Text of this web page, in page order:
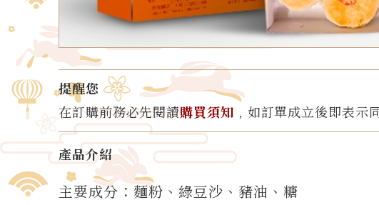
提醒您
在訂購前務必先閱讀購買須知 ﹐如訂單成立後即表
產品介紹
主要成分：麵粉、綠豆沙、豬油、糖